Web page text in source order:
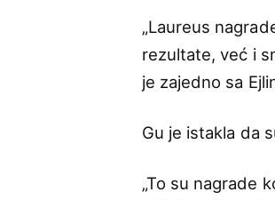
„Laureus
rezultate, već i
je zajedno sa
Gu je istakla da
„To su nagrade